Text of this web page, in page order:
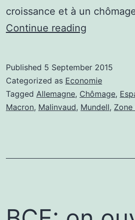
croissance et à un
Continue reading
zone
euro
:
partie
?
Published 5 September 2015
Categorized as Economie
Tagged Allemagne, Chômage,
Macron, Malinvaud, Mundell, Zone